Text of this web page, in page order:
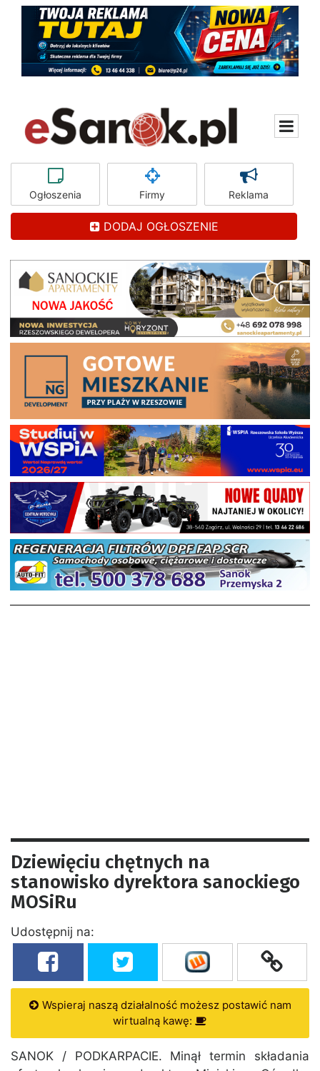
Ogłoszenia Firmy Reklama
DODAJ OGŁOSZENIE
Dziewięciu chętnych na
stanowisko dyrektora sanockiego
MOSiRu
Udostępnij na:
Wspieraj naszą działalność możesz postawić nam
wirtualną kawę:
SANOK / PODKARPACIE. Minął termin składania